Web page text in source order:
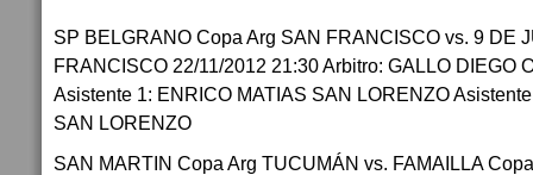
SP BELGRANO Copa Arg SAN FRANCISCO vs. 9 DE
FRANCISCO 22/11/2012 21:30 Arbitro: GALLO DIEGO
Asistente 1: ENRICO MATIAS SAN LORENZO
SAN LORENZO
SAN MARTIN Copa Arg TUCUMÁN vs. FAMAILLA